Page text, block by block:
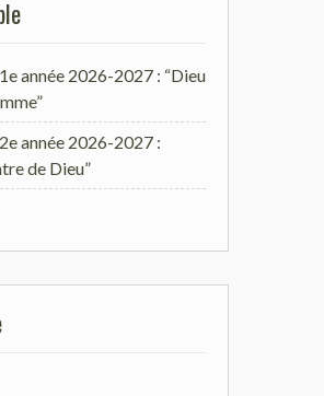
année 2026-2027 : “Dieu
année 2026-2027 :
de Dieu”